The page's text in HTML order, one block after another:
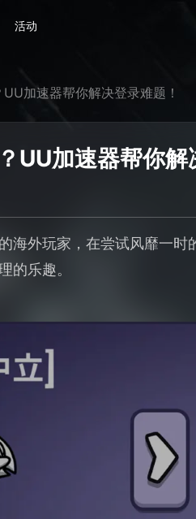
活动
加速器帮你解决登录难题！
UU加速器帮你解
海外玩家，在尝试风靡一
的乐趣。